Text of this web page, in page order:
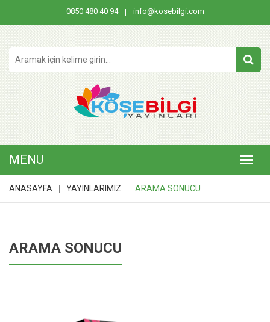
0850 480 40 94 info@kosebilgi.com
ANASAYFA YAYINLARIMIZ ARAMA SONUCU
ARAMA SONUCU